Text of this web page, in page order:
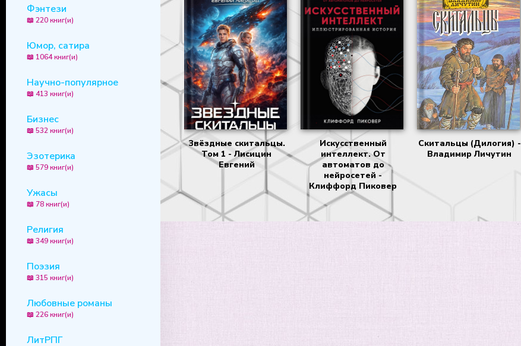
Фэнтези
📖 220 книг(и)
Юмор, сатира
📖 1064 книг(и)
Научно-популярное
📖 413 книг(и)
Бизнес
📖 532 книг(и)
Эзотерика
📖 579 книг(и)
Ужасы
📖 78 книг(и)
Религия
📖 349 книг(и)
Поэзия
📖 315 книг(и)
Любовные романы
📖 226 книг(и)
ЛитРПГ
Звёздные скитальцы.
Том 1 - Лисицин
Евгений
Искусственный
интеллект. От
автоматов до
нейросетей -
Клиффорд Пиковер
Скитальцы (Дилогия) -
Владимир Личутин